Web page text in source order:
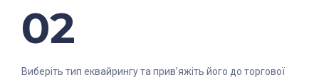
02
Виберіть тип еквайрингу та прив’яжіть його до торгової